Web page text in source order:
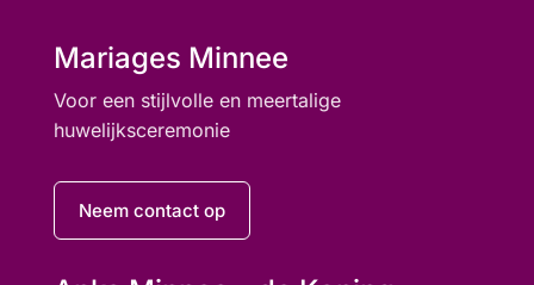
Mariages Minnee
Voor een stijlvolle en meertalige
huwelijksceremonie
Neem contact op